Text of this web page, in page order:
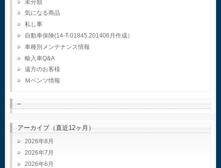
未分類
気になる商品
私し事
自動車保険(14-T-01845.201406月作成）
車種別メンテナンス情報
輸入車Q&A
遠方のお客様
Ｍベンツ情報
–
アーカイブ（直近12ヶ月）
2026年8月
2026年7月
2026年6月